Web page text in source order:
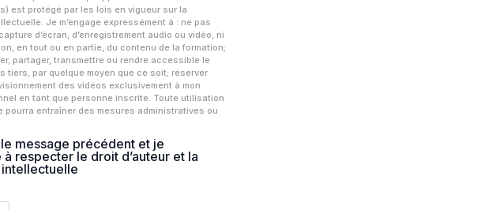
est protégé par les lois en vigueur sur la
Je m’engage expressément à : ne pas
d’écran, d’enregistrement audio ou vidéo, ni
en tout ou en partie, du contenu de la formation;
partager, transmettre ou rendre accessible le
tiers, par quelque moyen que ce soit; réserver
des vidéos exclusivement à mon
en tant que personne inscrite. Toute utilisation
pourra entraîner des mesures administratives ou
le message précédent et je
à respecter le droit d’auteur et la